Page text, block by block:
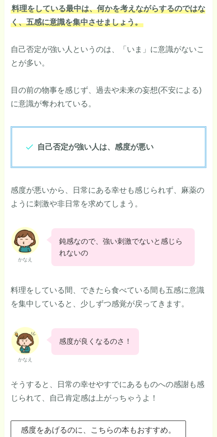
料理をしている最中は、何かを考えながらするのではな
く、五感に意識を集中させましょう。
自己否定が強い人というのは、「いま」に意識がないこ
とが多い。
目の前の物事を感じず、過去や未来の妄想(不安による)
に意識が奪われている。
自己否定が強い人は、感度が悪い
感度が悪いから、日常にある幸せも感じられず、麻薬の
ように刺激や非日常を求めてしまう。
かなえ
鈍感なので、強い刺激でないと感じら
れないの
料理をしている間、できたら食べている間も五感に意識
を集中していると、少しずつ感覚が戻ってきます。
かなえ
感度が良くなるのさ！
そうすると、日常の幸せやすでにあるものへの感謝も感
じられて、自己肯定感は上がっちゃうよ！
感度をあげるのに、こちらの本もおすすめ。